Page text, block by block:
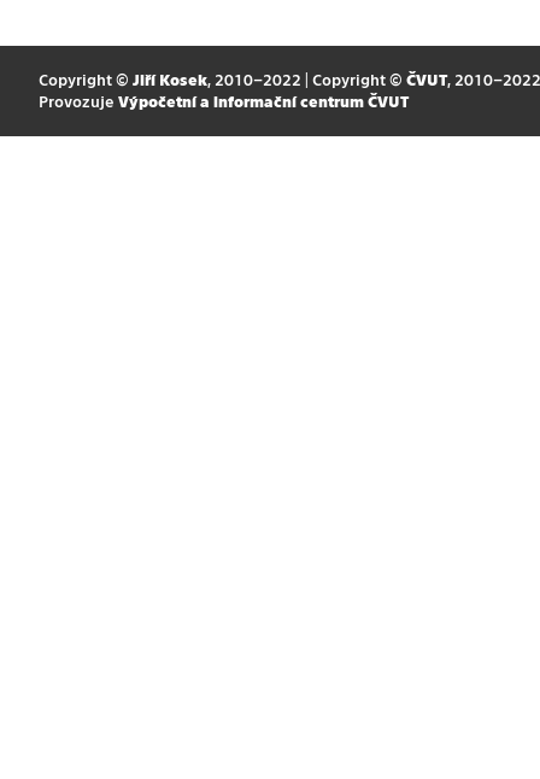
Copyright © Jiří Kosek, 2010–2022 | Copyright © ČVUT, 2010–2022
Provozuje Výpočetní a informační centrum ČVUT